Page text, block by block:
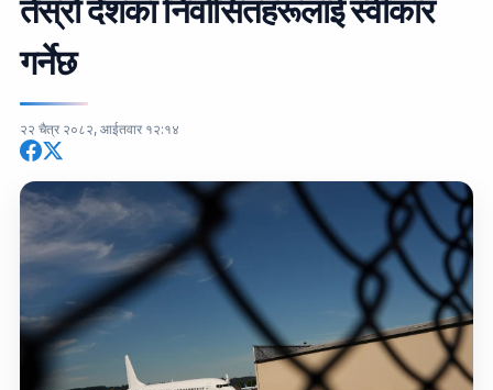
तेस्रो देशका निर्वासितहरूलाई स्वीकार
गर्नेछ
२२ चैत्र २०८२, आईतवार १२:१४